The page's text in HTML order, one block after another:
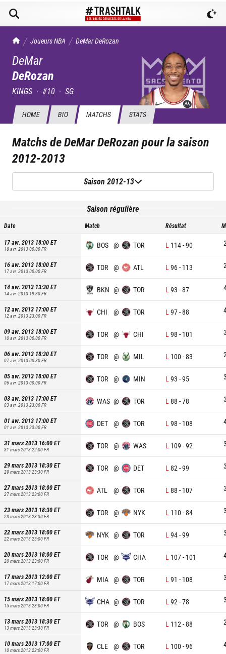
TrashTalk Actu NBA
Joueurs NBA DeMarDeRozan
DeMar
DeRozan
KINGS · #10 · SG
HOME BIO MATCHS STATS
Matchs deDeMar DeRozanpour la saison
2012-2013
Saison 2012-13
Saison régulière
Date Match Résultat
17 avr. 2013 18:00ET
18 avr. 2013 00:00FR BOS @ TOR L 114-90
16 avr. 2013 18:00ET
17 avr. 2013 00:00FR TOR @ ATL L 96- 113
14 avr. 2013 13:30ET
14 avr. 2013 19:30FR BKN @ TOR L 93 -87
12 avr. 2013 17:00ET
12 avr. 2013 23:00FR CHI @ TOR L 97-88
09 avr. 2013 18:00ET
10 avr. 2013 00:00FR TOR @ CHI L 98 - 101
06 avr. 2013 18:30ET
07 avr. 2013 00:30FR TOR @ MIL L 100-83
05 avr. 2013 18:00ET
06 avr. 2013 00:00FR TOR @ MIN L 93 -95
03 avr. 2013 17:00ET
03 avr. 2013 23:00FR WAS @ TOR L 88 -78
01 avr. 2013 17:00ET
01 avr. 2013 23:00FR DET @ TOR L 98 - 108
31 mars 2013 16:00ET
31 mars 2013 22:00FR TOR @ WAS L 109 -92
29 mars 2013 18:30ET
29 mars 2013 23:30FR TOR @ DET L 82 -99
27 mars 2013 18:00ET
27 mars 2013 23:00FR ATL @ TOR L 88 - 107
23 mars 2013 18:30ET
23 mars 2013 23:30FR TOR @ NYK L 110-84
22 mars 2013 18:00ET
22 mars 2013 23:00FR NYK @ TOR L 94-99
20 mars 2013 18:00ET
20 mars 2013 23:00FR TOR @ CHA L 107- 101
17 mars 2013 12:00ET
17 mars 2013 17:00FR MIA @ TOR L 91 - 108
15 mars 2013 18:00ET
15 mars 2013 23:00FR CHA @ TOR L 92 -78
13 mars 2013 18:30ET
13 mars 2013 23:30FR TOR @ BOS L 112 -88
10 mars 2013 17:00ET
10 mars 2013 22:00FR CLE @ TOR L 100-96